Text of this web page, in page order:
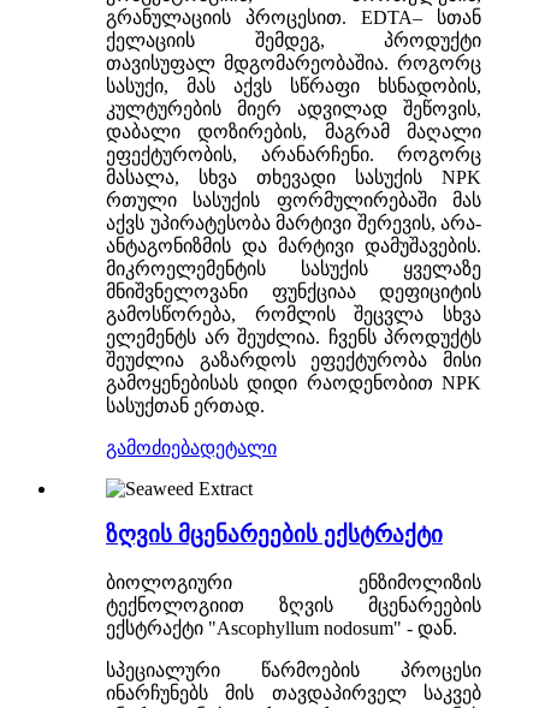
გრანულაციის პროცესით. EDTA– სთან
ქელაციის შემდეგ, პროდუქტი
თავისუფალ მდგომარეობაშია. როგორც
სასუქი, მას აქვს სწრაფი ხსნადობის,
კულტურების მიერ ადვილად შეწოვის,
დაბალი დოზირების, მაგრამ მაღალი
ეფექტურობის, არანარჩენი. როგორც
მასალა, სხვა თხევადი სასუქის NPK
რთული სასუქის ფორმულირებაში მას
აქვს უპირატესობა მარტივი შერევის, არა-
ანტაგონიზმის და მარტივი დამუშავების.
მიკროელემენტის სასუქის ყველაზე
მნიშვნელოვანი ფუნქციაა დეფიციტის
გამოსწორება, რომლის შეცვლა სხვა
ელემენტს არ შეუძლია. ჩვენს პროდუქტს
შეუძლია გაზარდოს ეფექტურობა მისი
გამოყენებისას დიდი რაოდენობით NPK
სასუქთან ერთად.
გამოძიებადეტალი
ზღვის მცენარეების ექსტრაქტი
ბიოლოგიური ენზიმოლიზის
ტექნოლოგიით ზღვის მცენარეების
ექსტრაქტი "Ascophyllum nodosum" - დან.
სპეციალური წარმოების პროცესი
ინარჩუნებს მის თავდაპირველ საკვებ